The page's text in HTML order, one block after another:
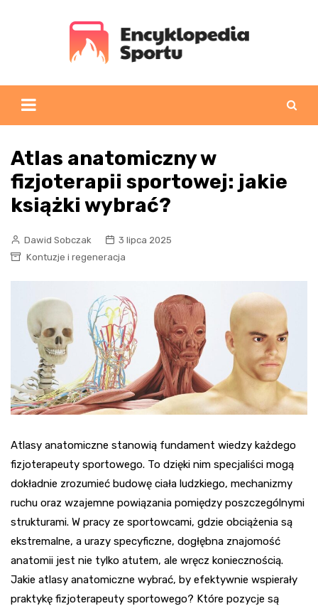
Atlas anatomiczny w
fizjoterapii sportowej: jakie
książki wybrać?
Dawid Sobczak
3 lipca 2025
Kontuzje i regeneracja
Atlasy anatomiczne stanowią fundament wiedzy każdego
fizjoterapeuty sportowego. To dzięki nim specjaliści mogą
dokładnie zrozumieć budowę ciała ludzkiego, mechanizmy
ruchu oraz wzajemne powiązania pomiędzy poszczególnymi
strukturami. W pracy ze sportowcami, gdzie obciążenia są
ekstremalne, a urazy specyficzne, dogłębna znajomość
anatomii jest nie tylko atutem, ale wręcz koniecznością.
Jakie atlasy anatomiczne wybrać, by efektywnie wspierały
praktykę fizjoterapeuty sportowego? Które pozycje są